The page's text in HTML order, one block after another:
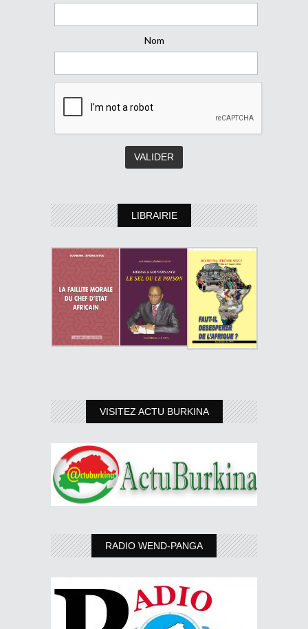
Nom
LIBRAIRIE
VISITEZ ACTU BURKINA
RADIO WEND-PANGA